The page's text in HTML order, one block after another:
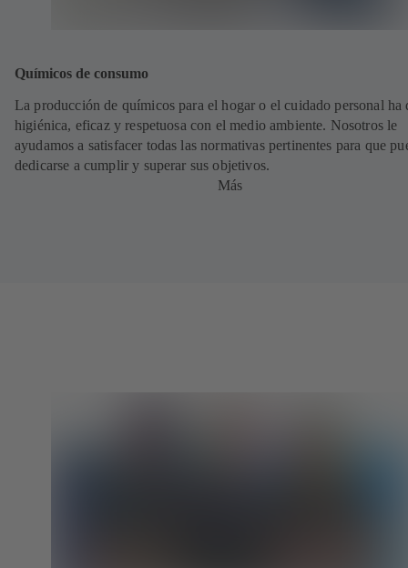
Químicos de consumo
La producción de químicos para el hogar o el cuidado personal ha
higiénica, eficaz y respetuosa con el medio ambiente. Nosotros le
ayudamos a satisfacer todas las normativas pertinentes para que
dedicarse a cumplir y superar sus objetivos.
Más